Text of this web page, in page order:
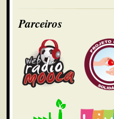
Parceiros